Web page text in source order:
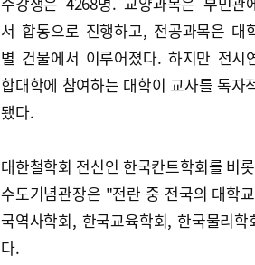
서 합동으로 진행하고, 전공과목은 대
별 건물에서 이루어졌다. 하지만 전시
합대학에 참여하는 대학이 교사를 독자
됐다.
대한철학회 전신인 한국칸트학회를 비
수도기념관장은 "전란 중 전국의 대학
국역사학회, 한국교육학회, 한국물리
다.